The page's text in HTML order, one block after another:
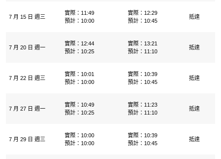
7 月 15 日 週三
實際：11:49
預計：10:00
實際：12:29
預計：10:45
抵達
7 月 20 日 週一
實際：12:44
預計：10:25
實際：13:21
預計：11:10
抵達
7 月 22 日 週三
實際：10:01
預計：10:00
實際：10:39
預計：10:45
抵達
7 月 27 日 週一
實際：10:49
預計：10:25
實際：11:23
預計：11:10
抵達
7 月 29 日 週三
實際：10:00
預計：10:00
實際：10:39
預計：10:45
抵達